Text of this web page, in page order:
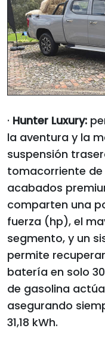
· Hunter Luxury:
la aventura y la
suspensión
tomacorriente de
acabados
comparten una
fuerza (hp), el
segmento, y un
permite
batería en solo
de gasolina
asegurando
31,18 kWh.